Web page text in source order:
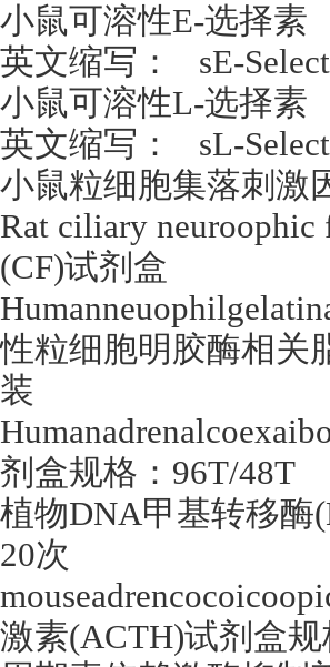
小鼠可溶性E-选择素
英文缩写：
sE-
小鼠可溶性L-选择素
英文缩写：
sL-
小鼠粒细胞集落刺激
Rat ciliary
(CF)试剂盒
性粒细胞明胶酶相关
装
剂盒规格： 96T/48T
植物DNA甲基转移酶
20次
激素(ACTH)试剂盒规